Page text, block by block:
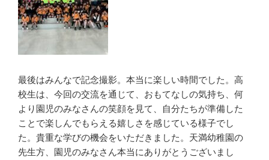
最後はみんなで記念撮影。本当に楽しい時間でした。高
校生は、今回の交流を通じて、おもてなしの気持ち、何
より園児のみなさんの笑顔を見て、自分たちが準備した
ことで楽しんでもらえる嬉しさを感じている様子でし
た。貴重な学びの機会をいただきました。天満幼稚園の
先生方、園児のみなさん本当にありがとうございまし